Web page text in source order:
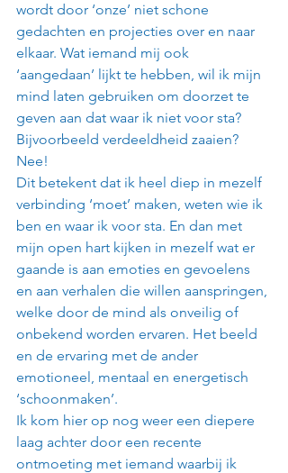
wordt door ‘onze’ niet schone
gedachten en projecties over en naar
elkaar. Wat iemand mij ook
‘aangedaan’ lijkt te hebben, wil ik mijn
mind laten gebruiken om doorzet te
geven aan dat waar ik niet voor sta?
Bijvoorbeeld verdeeldheid zaaien?
Nee!
Dit betekent dat ik heel diep in mezelf
verbinding ‘moet’ maken, weten wie ik
ben en waar ik voor sta. En dan met
mijn open hart kijken in mezelf wat er
gaande is aan emoties en gevoelens
en aan verhalen die willen aanspringen,
welke door de mind als onveilig of
onbekend worden ervaren. Het beeld
en de ervaring met de ander
emotioneel, mentaal en energetisch
‘schoonmaken’.
Ik kom hier op nog weer een diepere
laag achter door een recente
ontmoeting met iemand waarbij ik